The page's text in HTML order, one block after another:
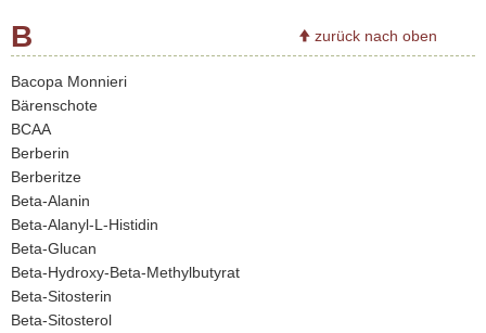
B zurück nach oben
Bacopa Monnieri
Bärenschote
BCAA
Berberin
Berberitze
Beta-Alanin
Beta-Alanyl-L-Histidin
Beta-Glucan
Beta-Hydroxy-Beta-Methylbutyrat
Beta-Sitosterin
Beta-Sitosterol